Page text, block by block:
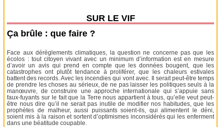
SUR LE VIF
Ça brûle : que faire ?
Face aux dérèglements climatiques, la question ne concerne pas que les
écolos : tout citoyen vivant avec un minimum d’information est en mesure
d’avoir un avis qui prend en compte que les données bougent, que les
catastrophes ont plutôt tendance à proliférer, que les chaleurs estivales
battent des records. Avec les incendies qui vont avec. Il serait peut-être temps
de prendre les choses au sérieux, de ne pas laisser les politiques seuls à la
manœuvre, de construire une approche internationale qui s’appuie sans
faux-fuyants sur le fait que la Terre nous appartient à tous, qu’elle veut peut-
être nous dire qu’il ne serait pas inutile de modifier nos habitudes, que les
prophètes de malheur, aussi puissants soient-ils, qui alimentent le déni,
soient mis à la raison et sortent d’optimismes inconsidérés qui les enferment
dans une béatitude coupable.